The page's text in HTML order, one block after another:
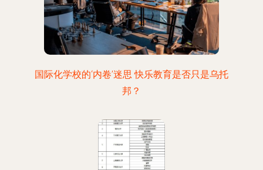
国际化学校的‘内卷’迷思 快乐教育是否只是乌托
邦？